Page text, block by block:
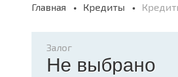
Главная Кредиты
Залог
Не выбрано